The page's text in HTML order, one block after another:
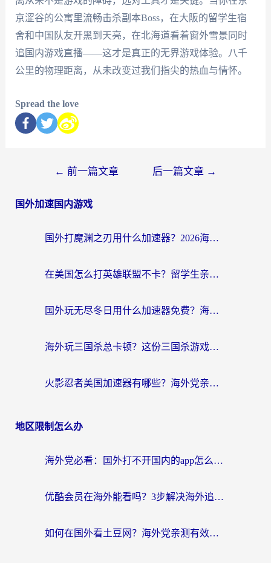
京涩谷的公寓里流畅击杀副本Boss，在大阪的留学生宿
舍和中国队友开黑到天亮，在北海道看着窗外雪景同时
追国内游戏直播——这才是真正的无界游戏体验。八千
公里的物理距离，从未改变过我们指尖的热血与情怀。
Spread the love
← 前一篇文章 后一篇文章 →
国外加速国内游戏
国外打魔渊之刃用什么加速器？2026海外玩家国服游戏加速全攻略（附闪耀暖暖&复苏的魔女避坑指南）
在美国怎么打英雄联盟不卡？留学生亲测的国服游戏加速全攻略
国外玩无尽冬日用什么加速器免费？海外党国服游戏加速避坑指南
海外玩三国杀总卡顿？这份三国杀游戏加速器指南帮你告别延迟烦恼
火影忍者美国加速器有哪些？海外党亲测的国服游戏加速全攻略（含菲律宾玩三国之刃守望黎明技巧）
地区限制怎么办
海外党必看：国外打不开国内的app怎么办？3步解决你的乡愁
优酷会员在海外能看吗？3步解决海外追剧难题，附实测好用加速器推荐
如何在国外看土豆网？海外党亲测有效的追剧加速器选择指南